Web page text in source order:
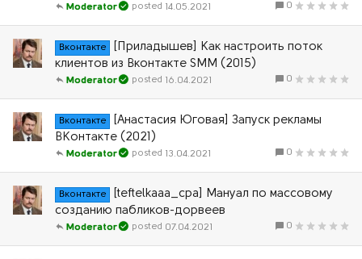
0
14.05.2021
Moderator
Вконтакте
[Приладышев] Как настроить поток
клиентов из Вконтакте SMM (2015)
0
16.04.2021
Moderator
Вконтакте
[Анастасия Юговая] Запуск рекламы
ВКонтакте (2021)
0
13.04.2021
Moderator
Вконтакте
[teftelkaaa_cpa] Мануал по массовому
созданию пабликов-дорвеев
0
07.04.2021
Moderator